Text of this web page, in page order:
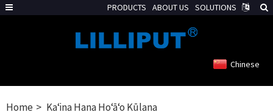
Chinese
Home Kaʻina Hana Hoʻāʻo Kūlana
PRODUCTS ABOUT US SOLUTIONS